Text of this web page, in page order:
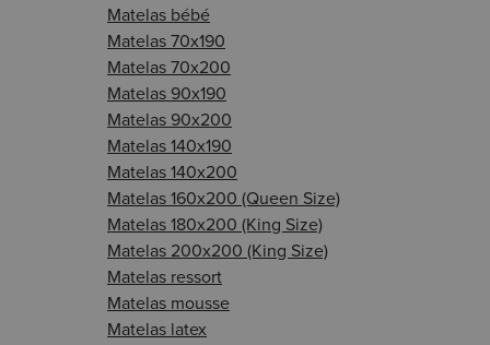
Matelas bébé
Matelas 70x190
Matelas 70x200
Matelas 90x190
Matelas 90x200
Matelas 140x190
Matelas 140x200
Matelas 160x200 (Queen Size)
Matelas 180x200 (King Size)
Matelas 200x200 (King Size)
Matelas ressort
Matelas mousse
Matelas latex